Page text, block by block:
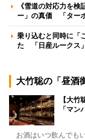
《雪道の対応力を
ー」の真価 「ター
乗り込むと同時に「
た 「日産ルークス
大竹聡の「昼酒
【大
「マ
お酒はいつ飲んでも